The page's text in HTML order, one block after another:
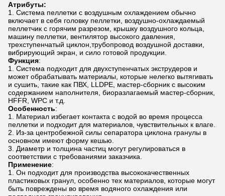
Атрибуты:
Система пеллетки с воздушным охлаждением обычно
включает в себя головку пеллетки, воздушно-охлаждаемый
пеллетчик с горячим разрезом, крышку воздушного кольца,
машину пеллетки, вентилятор высокого давления,
трехступенчатый циклон,трубопровод воздушной доставки,
вибрирующий экран, и сило готовой продукции.
Функция:
Система подходит для двухступенчатых экструдеров и
может обрабатывать материалы, которые нелегко вытягивать
и сушить, такие как ПВХ, LLDPE, мастер-сборник с высоким
содержанием наполнителя, биоразлагаемый мастер-сборник,
HFFR, WPC и т.д.
Особенность:
Материал избегает контакта с водой во время процесса
пеллетки и подходит для материалов, чувствительных к влаге.
Из-за центробежной силы сепаратора циклона гранулы в
основном имеют форму кешью.
Диаметр и толщина частиц могут регулироваться в
соответствии с требованиями заказчика.
Применение:
Он подходит для производства высококачественных
пластиковых гранул, особенно тех материалов, которые могут
быть повреждены во время водяного охлаждения или